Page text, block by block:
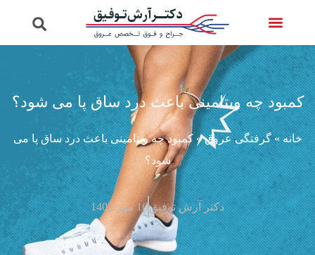
کمبود چه ویتامینی باعث درد ساق پا می شود؟
خانه»گرفتگی عروق»کمبود چه ویتامینی باعث درد ساق پا می
شود؟
دکتر آرش توفیق16 مهر 1402